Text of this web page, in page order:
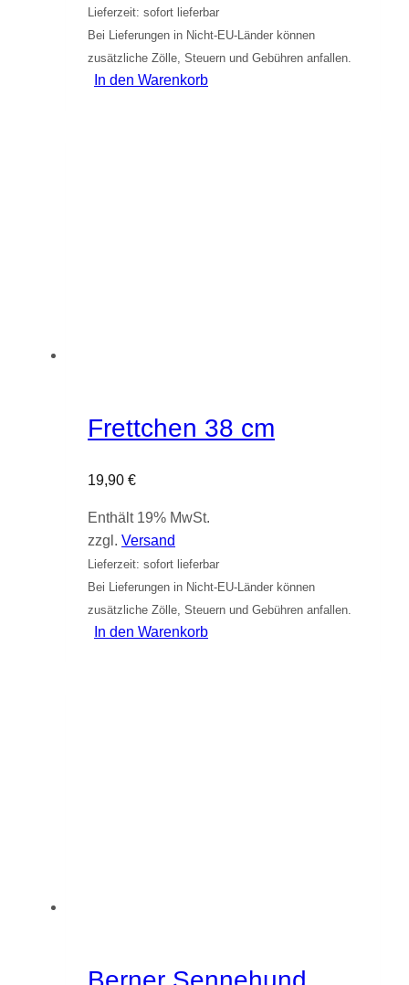
Lieferzeit: sofort lieferbar
Bei Lieferungen in Nicht-EU-Länder können
zusätzliche Zölle, Steuern und Gebühren anfallen.
In den Warenkorb
Frettchen 38 cm
19,90 €
Enthält 19% MwSt.
zzgl. Versand
Lieferzeit: sofort lieferbar
Bei Lieferungen in Nicht-EU-Länder können
zusätzliche Zölle, Steuern und Gebühren anfallen.
In den Warenkorb